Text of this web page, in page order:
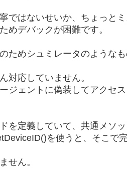
ではないせいか、ちょっと
めデバックが困難です。
ためシュミレータのような
対応していません。
ジェントに偽装してアクセ
を定義していて、共通メソ
を使うと、そこで
せん。